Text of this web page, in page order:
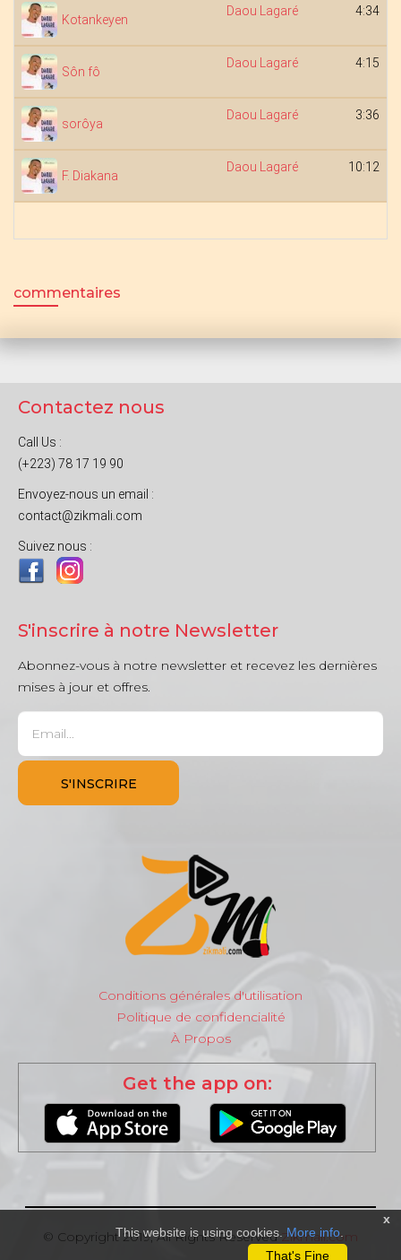
Kotankeyen
Daou Lagaré 4:34
Sôn fô
Daou Lagaré 4:15
sorôya
Daou Lagaré 3:36
F. Diakana
Daou Lagaré 10:12
commentaires
Contactez nous
Call Us :
(+223) 78 17 19 90
Envoyez-nous un email :
contact@zikmali.com
Suivez nous :
S'inscrire à notre Newsletter
Abonnez-vous à notre newsletter et recevez les dernières
mises à jour et offres.
Conditions générales d'utilisation
Politique de confidencialité
À Propos
Get the app on:
© Copyright 2019, All Rights ReservedZikmali.com
x
This website is using cookies. More info
That's Fine